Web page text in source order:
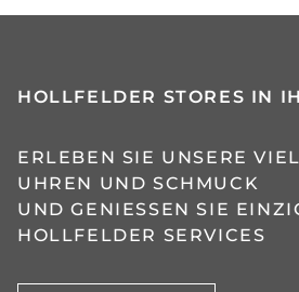
HOLLFELDER STORES IN
ERLEBEN SIE UNSERE
UHREN UND SCHMUCK
UND GENIESSEN SIE
OLLFELDER SERVICES